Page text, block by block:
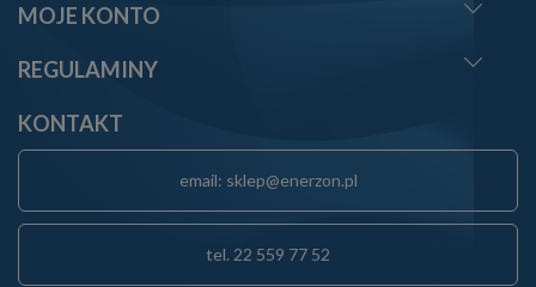
MOJE KONTO
REGULAMINY
KONTAKT
email: sklep@enerzon.pl
tel. 22 559 77 52